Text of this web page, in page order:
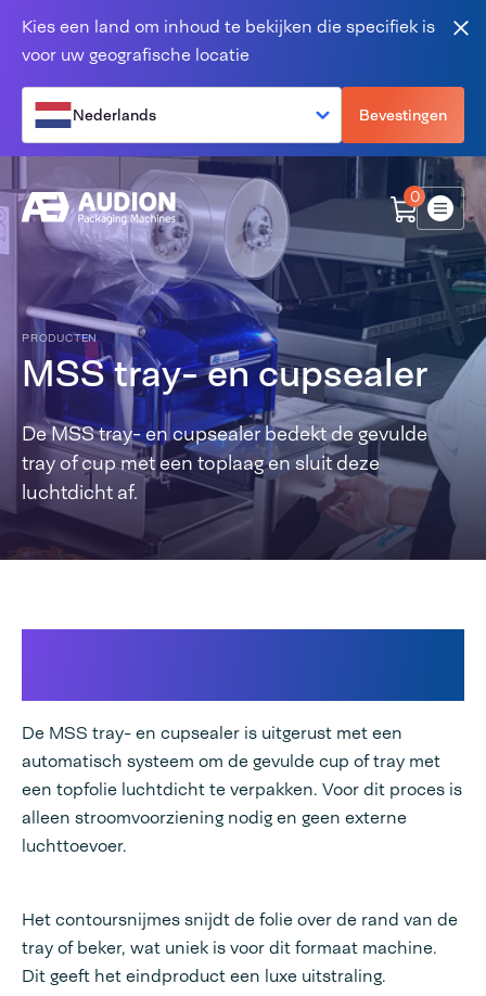
Kies een land om inhoud te bekijken die specifiek is
voor uw geografische locatie
Nederlands Bevestingen
0
Menu
PRODUCTEN
MSS tray- en cupsealer
De MSS tray- en cupsealer bedekt de gevulde
tray of cup met een toplaag en sluit deze
luchtdicht af.
De MSS tray- en cupsealer is uitgerust met een
automatisch systeem om de gevulde cup of tray met
een topfolie luchtdicht te verpakken. Voor dit proces is
alleen stroomvoorziening nodig en geen externe
luchttoevoer.
Het contoursnijmes snijdt de folie over de rand van de
tray of beker, wat uniek is voor dit formaat machine.
Dit geeft het eindproduct een luxe uitstraling.